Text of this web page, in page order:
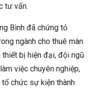
tư vấn.
Bình đã chứng tỏ
ngành cho thuê màn
thiết bị hiện đại, đội ngũ
việc chuyên nghiệp,
tổ chức sự kiện thành